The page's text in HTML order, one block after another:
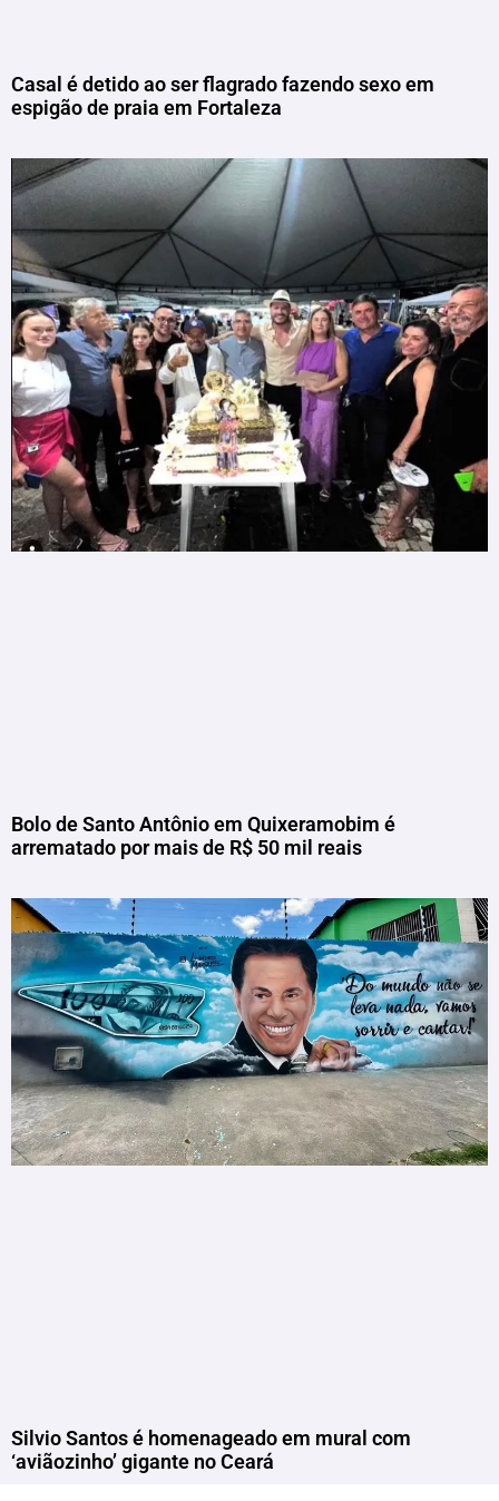
Casal é detido ao ser flagrado fazendo sexo em
espigão de praia em Fortaleza
Bolo de Santo Antônio em Quixeramobim é
arrematado por mais de R$ 50 mil reais
Silvio Santos é homenageado em mural com
‘aviãozinho’ gigante no Ceará